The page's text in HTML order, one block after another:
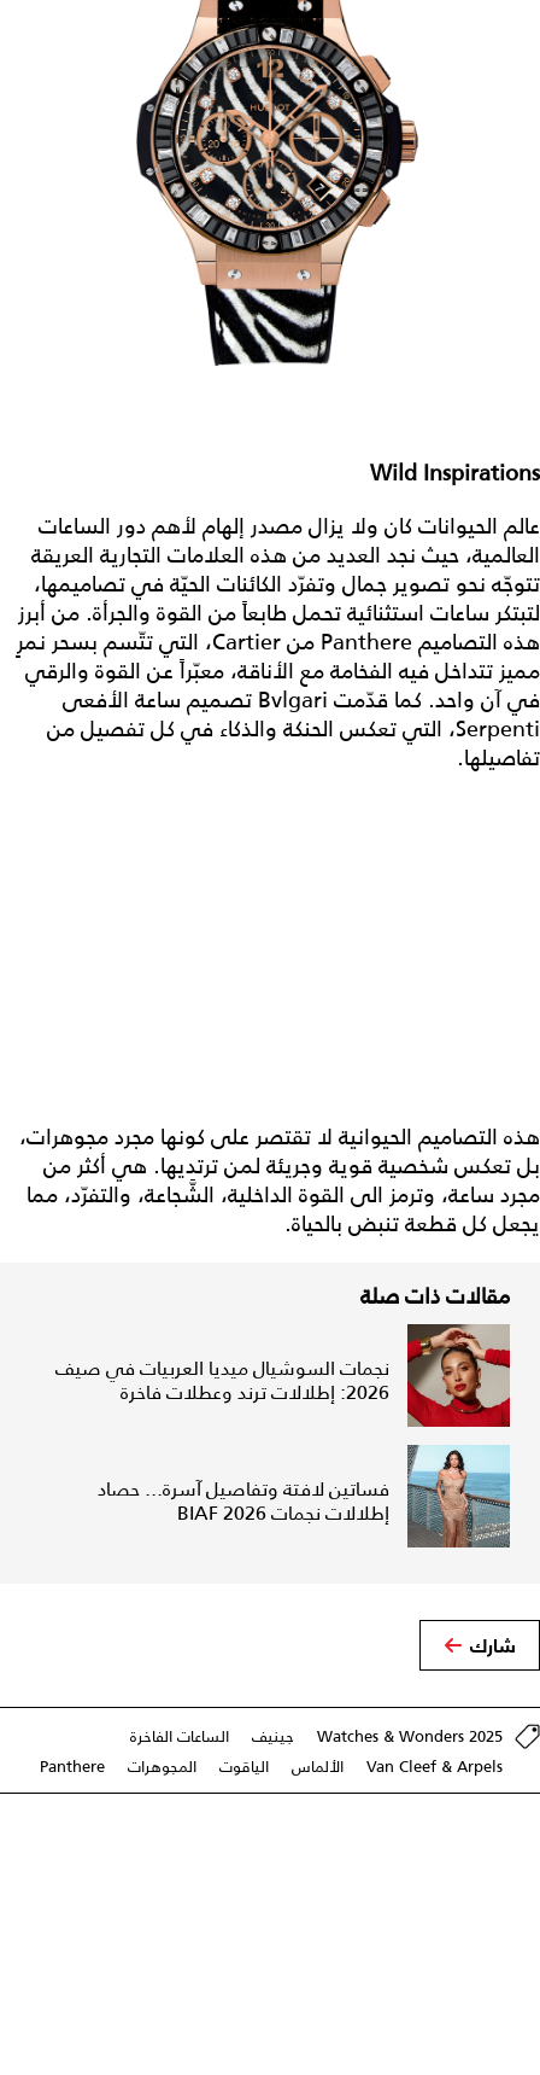
Wild Inspirations
عالم الحيوانات كان ولا يزال مصدر إلهام لأهم دور الساعات
العالمية، حيث نجد العديد من هذه العلامات التجارية العريقة
تتوجّه نحو تصوير جمال وتفرّد الكائنات الحيّة في تصاميمها،
لتبتكر ساعات استثنائية تحمل طابعاً من القوة والجرأة. من أبرز
هذه التصاميم Panthere من Cartier، التي تتّسم بسحر نمرٍ
مميز تتداخل فيه الفخامة مع الأناقة، معبّراً عن القوة والرقي
في آن واحد. كما قدّمت Bvlgari تصميم ساعة الأفعى
Serpenti، التي تعكس الحنكة والذكاء في كل تفصيل من
تفاصيلها.
هذه التصاميم الحيوانية لا تقتصر على كونها مجرد مجوهرات،
بل تعكس شخصية قوية وجريئة لمن ترتديها. هي أكثر من
مجرد ساعة، وترمز الى القوة الداخلية، الشَّجاعة، والتفرّد، مما
يجعل كل قطعة تنبض بالحياة.
مقالات ذات صلة
نجمات السوشيال ميديا العربيات في صيف
2026: إطلالات ترند وعطلات فاخرة
فساتين لافتة وتفاصيل آسرة... حصاد
إطلالات نجمات BIAF 2026
شارك
Watches & Wonders 2025 جينيف
الساعات الفاخرة
Van Cleef & Arpels
الألماس الياقوت المجوهرات Panthere